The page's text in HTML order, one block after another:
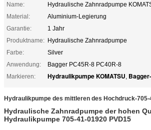
Name:
Hydraulische Zahnradpumpe
Material:
Aluminium-Legierung
Garantie:
1 Jahr
Produktname: Hydraulische Zahnradpumpe
Farbe:
Silver
Anwendung:
Bagger PC45R-8 PC40R-8
Markieren:
Hydraulikpumpe KOMATSU,
Hydraulikpumpe des mittleren des Hochdruck-705-
Hydraulische Zahnradpumpe der hohen
Hydraulikpumpe 705-41-01920 PVD15